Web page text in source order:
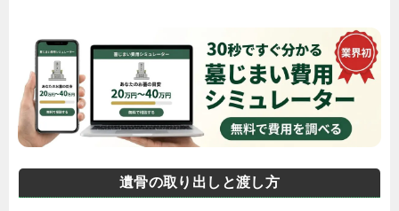
遺骨の取り出しと渡し方